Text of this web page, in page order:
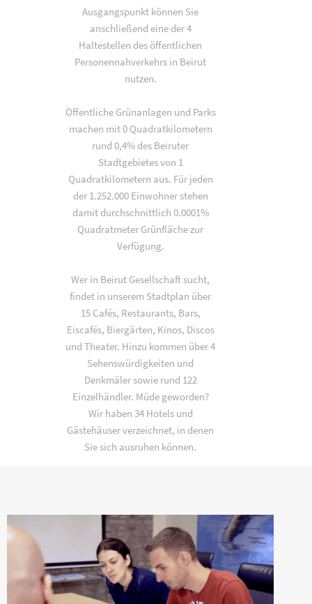
Ausgangspunkt können Sie
anschließend eine der 4
Haltestellen des öffentlichen
Personennahverkehrs in Beirut
nutzen.
Öffentliche Grünanlagen und Parks
machen mit 0 Quadratkilometern
rund 0,4% des Beiruter
Stadtgebietes von 1
Quadratkilometern aus. Für jeden
der 1.252.000 Einwohner stehen
damit durchschnittlich 0.0001%
Quadratmeter Grünfläche zur
Verfügung.
Wer in Beirut Gesellschaft sucht,
findet in unserem Stadtplan über
15 Cafés, Restaurants, Bars,
Eiscafés, Biergärten, Kinos, Discos
und Theater. Hinzu kommen über 4
Sehenswürdigkeiten und
Denkmäler sowie rund 122
Einzelhändler. Müde geworden?
Wir haben 34 Hotels und
Gästehäuser verzeichnet, in denen
Sie sich ausruhen können.